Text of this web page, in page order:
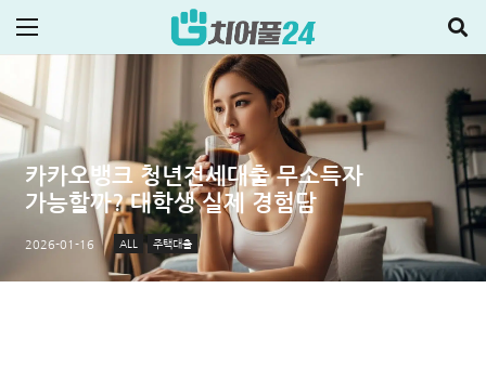
카카오뱅크 청년전세대출 무소득자
가능할까? 대학생 실제 경험담
2026-01-16 ALL 주택대출